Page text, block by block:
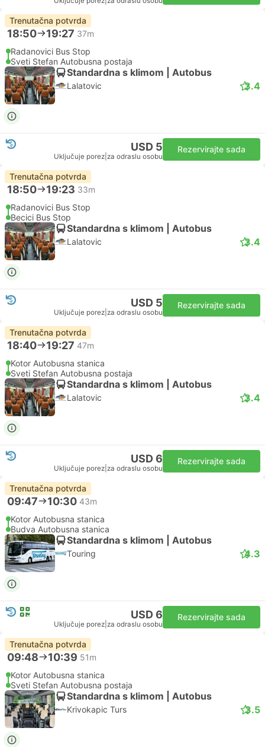
Trenutačna potvrda
18:50 19:27 37m
Radanovici Bus Stop
Sveti Stefan Autobusna postaja
Standardna s klimom | Autobus
Lalatovic 3.4
USD 5
Uključuje porez za odraslu osobu
Rezervirajte sada
Trenutačna potvrda
18:50 19:23 33m
Radanovici Bus Stop
Becici Bus Stop
Standardna s klimom | Autobus
Lalatovic 3.4
USD 5
Uključuje porez za odraslu osobu
Rezervirajte sada
Trenutačna potvrda
18:40 19:27 47m
Kotor Autobusna stanica
Sveti Stefan Autobusna postaja
Standardna s klimom | Autobus
Lalatovic 3.4
USD 6
Uključuje porez za odraslu osobu
Rezervirajte sada
Trenutačna potvrda
09:47 10:30 43m
Kotor Autobusna stanica
Budva Autobusna stanica
Standardna s klimom | Autobus
Touring 4.3
USD 6
Uključuje porez za odraslu osobu
Rezervirajte sada
Trenutačna potvrda
09:48 10:39 51m
Kotor Autobusna stanica
Sveti Stefan Autobusna postaja
Standardna s klimom | Autobus
Krivokapic Turs 3.5